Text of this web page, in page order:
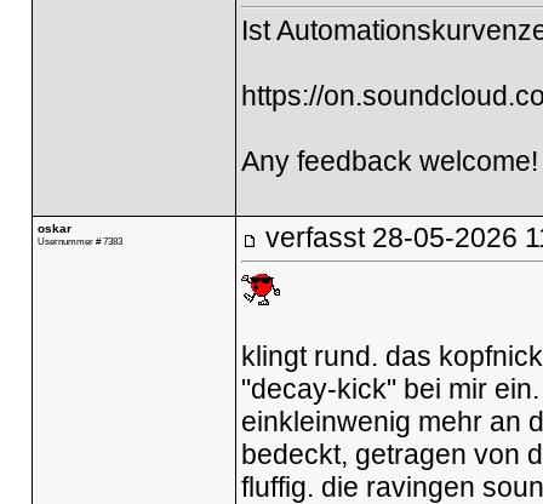
Ist
https://
Any feedback
oskar
Usernummer # 7383 verfasst 28-05-2026
klingt rund. das
"decay-kick" bei mir
einkleinwenig mehr an
bedeckt, getragen von
fluffig. die ravingen